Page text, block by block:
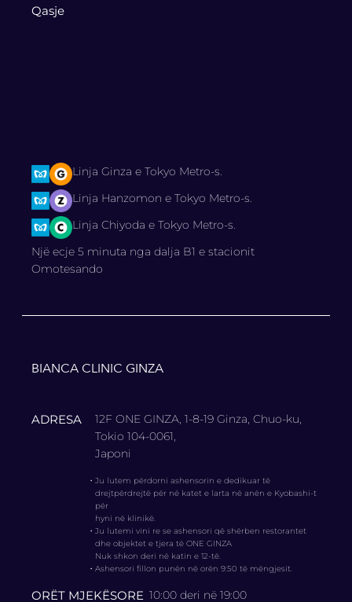
Qasje
Linja Ginza e Tokyo Metro-s.
Linja Hanzomon e Tokyo Metro-s.
Linja Chiyoda e Tokyo Metro-s.
Një ecje 5 minuta nga dalja B1 e stacionit
Omotesando
BIANCA CLINIC GINZA
ADRESA
12F ONE GINZA, 1-8-19 Ginza, Chuo-ku,
Tokio 104-0061,
Japoni
・Ju lutem përdorni ashensorin e dedikuar të
drejtpërdrejtë për në katet e larta në anën e Kyobashi-t
për
hyni në klinikë.
・Ju lutemi vini re se ashensori që shërben restorantet
dhe objektet e tjera të ONE GINZA
Nuk shkon deri në katin e 12-të.
・Ashensori fillon punën në orën 9:50 të mëngjesit.
ORËT MJEKËSORE 10:00 deri në 19:00